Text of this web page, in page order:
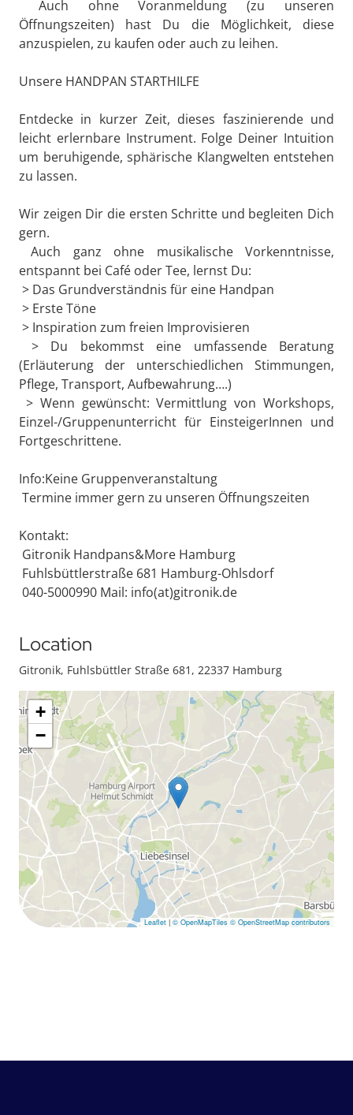
Auch ohne Voranmeldung (zu unseren
Öffnungszeiten) hast Du die Möglichkeit, diese
anzuspielen, zu kaufen oder auch zu leihen.
Unsere HANDPAN STARTHILFE
Entdecke in kurzer Zeit, dieses faszinierende und
leicht erlernbare Instrument. Folge Deiner Intuition
um beruhigende, sphärische Klangwelten entstehen
zu lassen.
Wir zeigen Dir die ersten Schritte und begleiten Dich
gern.
Auch ganz ohne musikalische Vorkenntnisse,
entspannt bei Café oder Tee, lernst Du:
> Das Grundverständnis für eine Handpan
> Erste Töne
> Inspiration zum freien Improvisieren
> Du bekommst eine umfassende Beratung
(Erläuterung der unterschiedlichen Stimmungen,
Pflege, Transport, Aufbewahrung….)
> Wenn gewünscht: Vermittlung von Workshops,
Einzel-/Gruppenunterricht für EinsteigerInnen und
Fortgeschrittene.
Info:Keine Gruppenveranstaltung
Termine immer gern zu unseren Öffnungszeiten
Kontakt:
Gitronik Handpans&More Hamburg
Fuhlsbüttlerstraße 681 Hamburg-Ohlsdorf
040-5000990 Mail: info(at)gitronik.de
Location
Gitronik, Fuhlsbüttler Straße 681, 22337 Hamburg
+
−
Leaflet | © OpenMapTiles © OpenStreetMap contributors